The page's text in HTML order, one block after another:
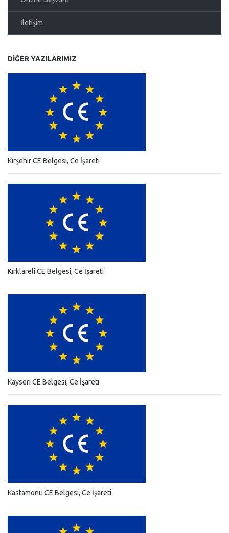
İletişim
DIĞER YAZILARIMIZ
Kırşehir CE Belgesi, Ce İşareti
Kırklareli CE Belgesi, Ce İşareti
Kayseri CE Belgesi, Ce İşareti
Kastamonu CE Belgesi, Ce İşareti